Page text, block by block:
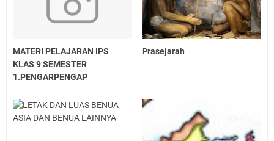
MATERI PELAJARAN IPS
KLAS 9 SEMESTER
1.PENGARPENGAP
Prasejarah